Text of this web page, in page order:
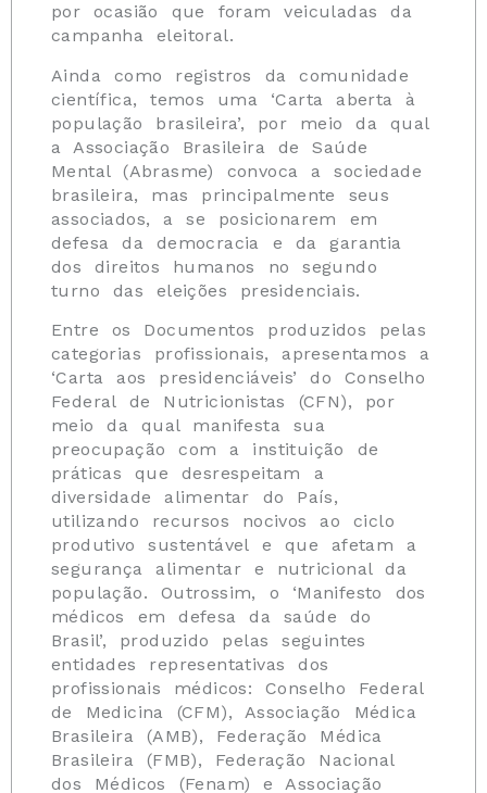
por ocasião que foram veiculadas da
campanha eleitoral.
Ainda como registros da comunidade
científica, temos uma ‘Carta aberta à
população brasileira’, por meio da qual
a Associação Brasileira de Saúde
Mental (Abrasme) convoca a sociedade
brasileira, mas principalmente seus
associados, a se posicionarem em
defesa da democracia e da garantia
dos direitos humanos no segundo
turno das eleições presidenciais.
Entre os Documentos produzidos pelas
categorias profissionais, apresentamos a
‘Carta aos presidenciáveis’ do Conselho
Federal de Nutricionistas (CFN), por
meio da qual manifesta sua
preocupação com a instituição de
práticas que desrespeitam a
diversidade alimentar do País,
utilizando recursos nocivos ao ciclo
produtivo sustentável e que afetam a
segurança alimentar e nutricional da
população. Outrossim, o ‘Manifesto dos
médicos em defesa da saúde do
Brasil’, produzido pelas seguintes
entidades representativas dos
profissionais médicos: Conselho Federal
de Medicina (CFM), Associação Médica
Brasileira (AMB), Federação Médica
Brasileira (FMB), Federação Nacional
dos Médicos (Fenam) e Associação